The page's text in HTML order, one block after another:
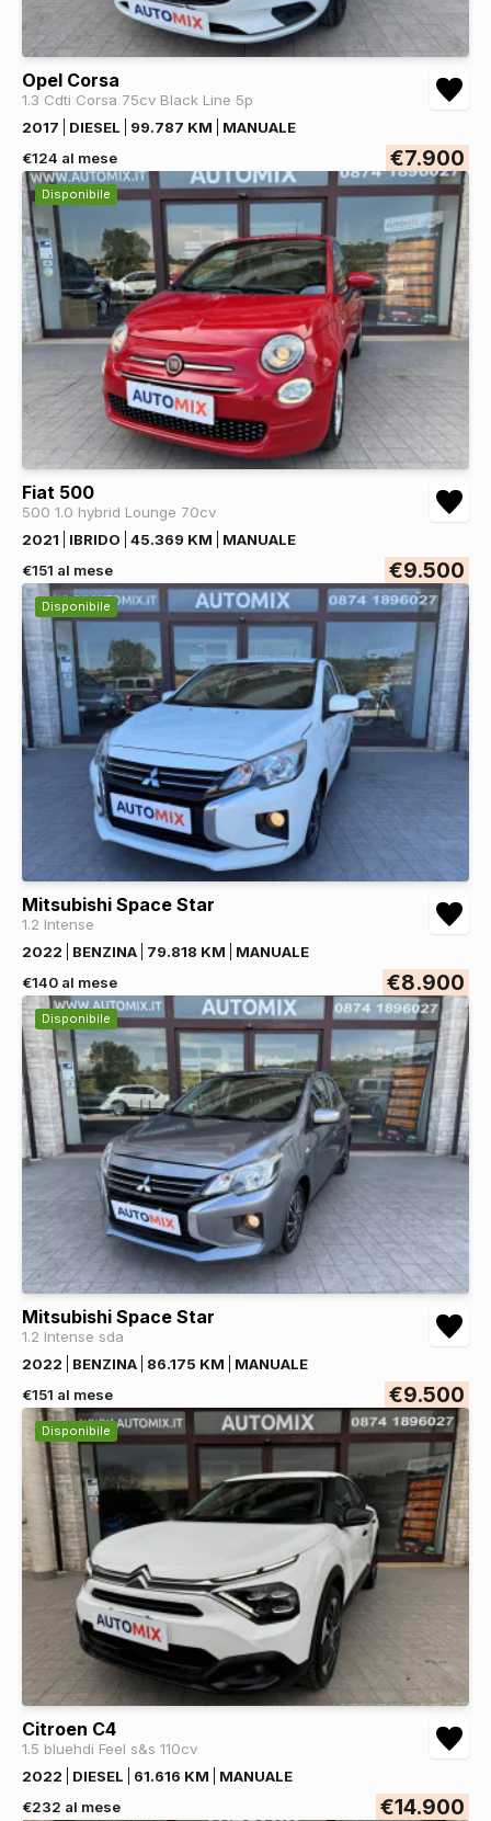
Opel Corsa
1.3 Cdti Corsa 75cv Black Line 5p
2017
DIESEL 99.787 KM
MANUALE
€124 al mese
€7.900
Disponibile
Fiat 500
500 1.0 hybrid Lounge 70cv
2021
IBRIDO 45.369 KM
MANUALE
€151 al mese
€9.500
Disponibile
Mitsubishi Space Star
1.2 Intense
2022
BENZINA 79.818 KM
MANUALE
€140 al mese
€8.900
Disponibile
Mitsubishi Space Star
1.2 Intense sda
2022
BENZINA 86.175 KM
MANUALE
€151 al mese
€9.500
Disponibile
Citroen C4
1.5 bluehdi Feel s&s 110cv
2022
DIESEL 61.616 KM
MANUALE
€232 al mese
€14.900